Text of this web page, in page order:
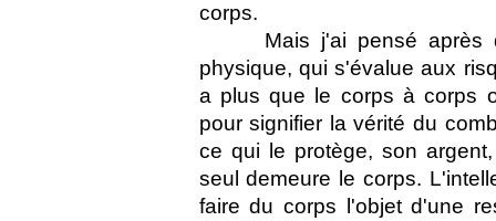
corps.
Mais j'ai pensé après
physique, qui s'évalue aux
a plus que le corps à corps
pour signifier la vérité du
ce qui le protège, son
seul demeure le corps.
faire du corps l'objet d'une